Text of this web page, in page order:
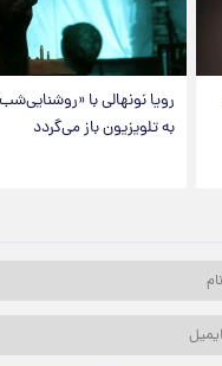
رویا نونهالی با
به تلویزیون باز می‌گردد